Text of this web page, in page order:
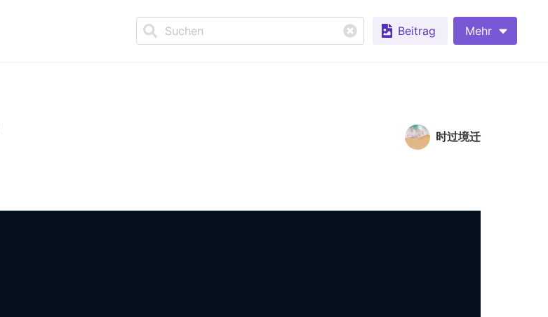
Beitrag Mehr
时过境迁